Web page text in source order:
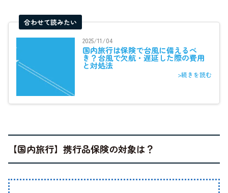
合わせて読みたい
2025/11/04
国内旅行は保険で台風に備えるべ
き？台風で欠航・遅延した際の費用
と対処法
>続きを読む
【国内旅行】携行品保険の対象は？